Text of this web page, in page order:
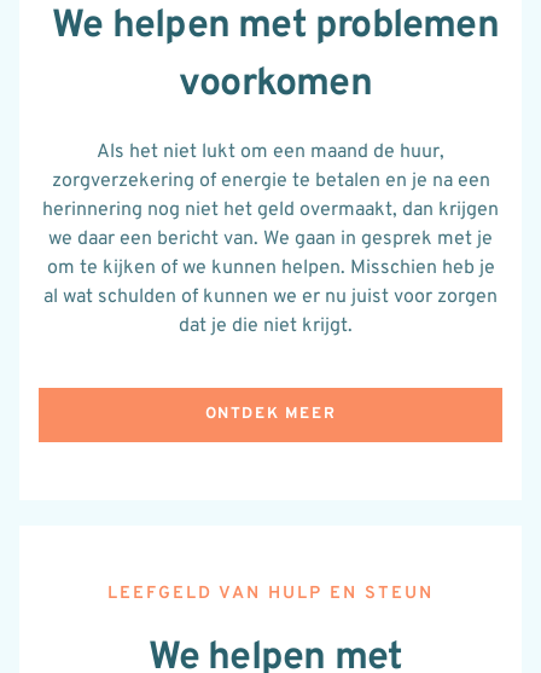
We helpen met problemen
voorkomen
Als het niet lukt om een maand de huur,
zorgverzekering ofenergie te betalen en je na een
herinnering nog niet het geld overmaakt, dan krijgen
we daar een bericht van. We gaan in gesprek met je
om te kijken of we kunnen helpen. Misschien heb je
al wat schulden of kunnen we er nu juist voor zorgen
dat je die niet krijgt.
ONTDEK MEER
LEEFGELD VAN HULP EN STEUN
We helpen met